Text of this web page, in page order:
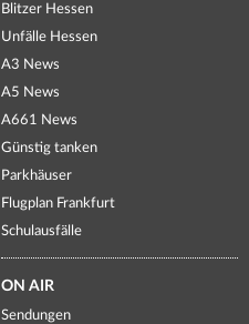
Blitzer Hessen
Unfälle Hessen
A3 News
A5 News
A661 News
Günstig tanken
Parkhäuser
Flugplan Frankfurt
Schulausfälle
ON AIR
Sendungen